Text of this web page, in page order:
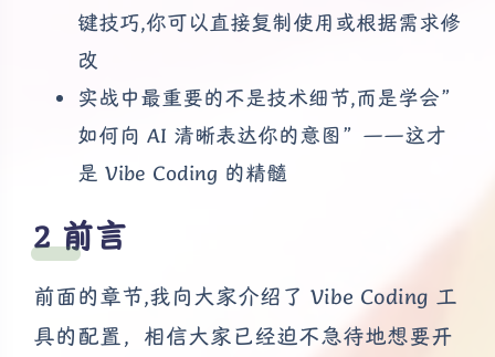
键技巧,你可以直接复制使用或根据需求修
改
实战中最重要的不是技术细节,而是学会”
如何向 AI 清晰表达你的意图”——这才
是 Vibe Coding 的精髓
前言
前面的章节,我向大家介绍了 Vibe Coding 工
具的配置，相信大家已经迫不急待地想要开